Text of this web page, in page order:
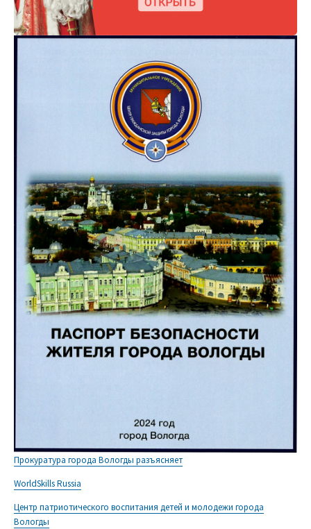
Прокуратура города Вологды разъясняет
WorldSkills Russia
Центр патриотического воспитания детей и молодежи города
Вологды